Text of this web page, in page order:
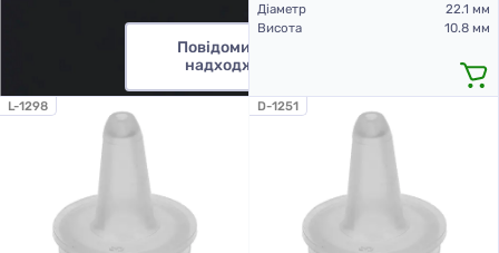
Повідомити про
надходження
Діаметр
22.1 мм
Висота
10.8 мм
L-1298 D-1251